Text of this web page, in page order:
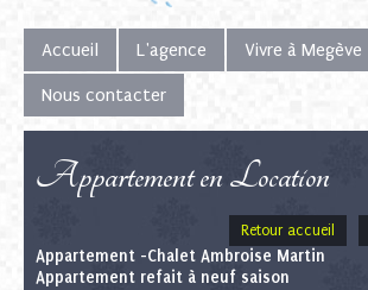
Accueil L'agence Vivre à Megève
Nous contacter
Appartement en Location
Retour accueil
Appartement -Chalet Ambroise Martin
Appartement refait à neuf saison